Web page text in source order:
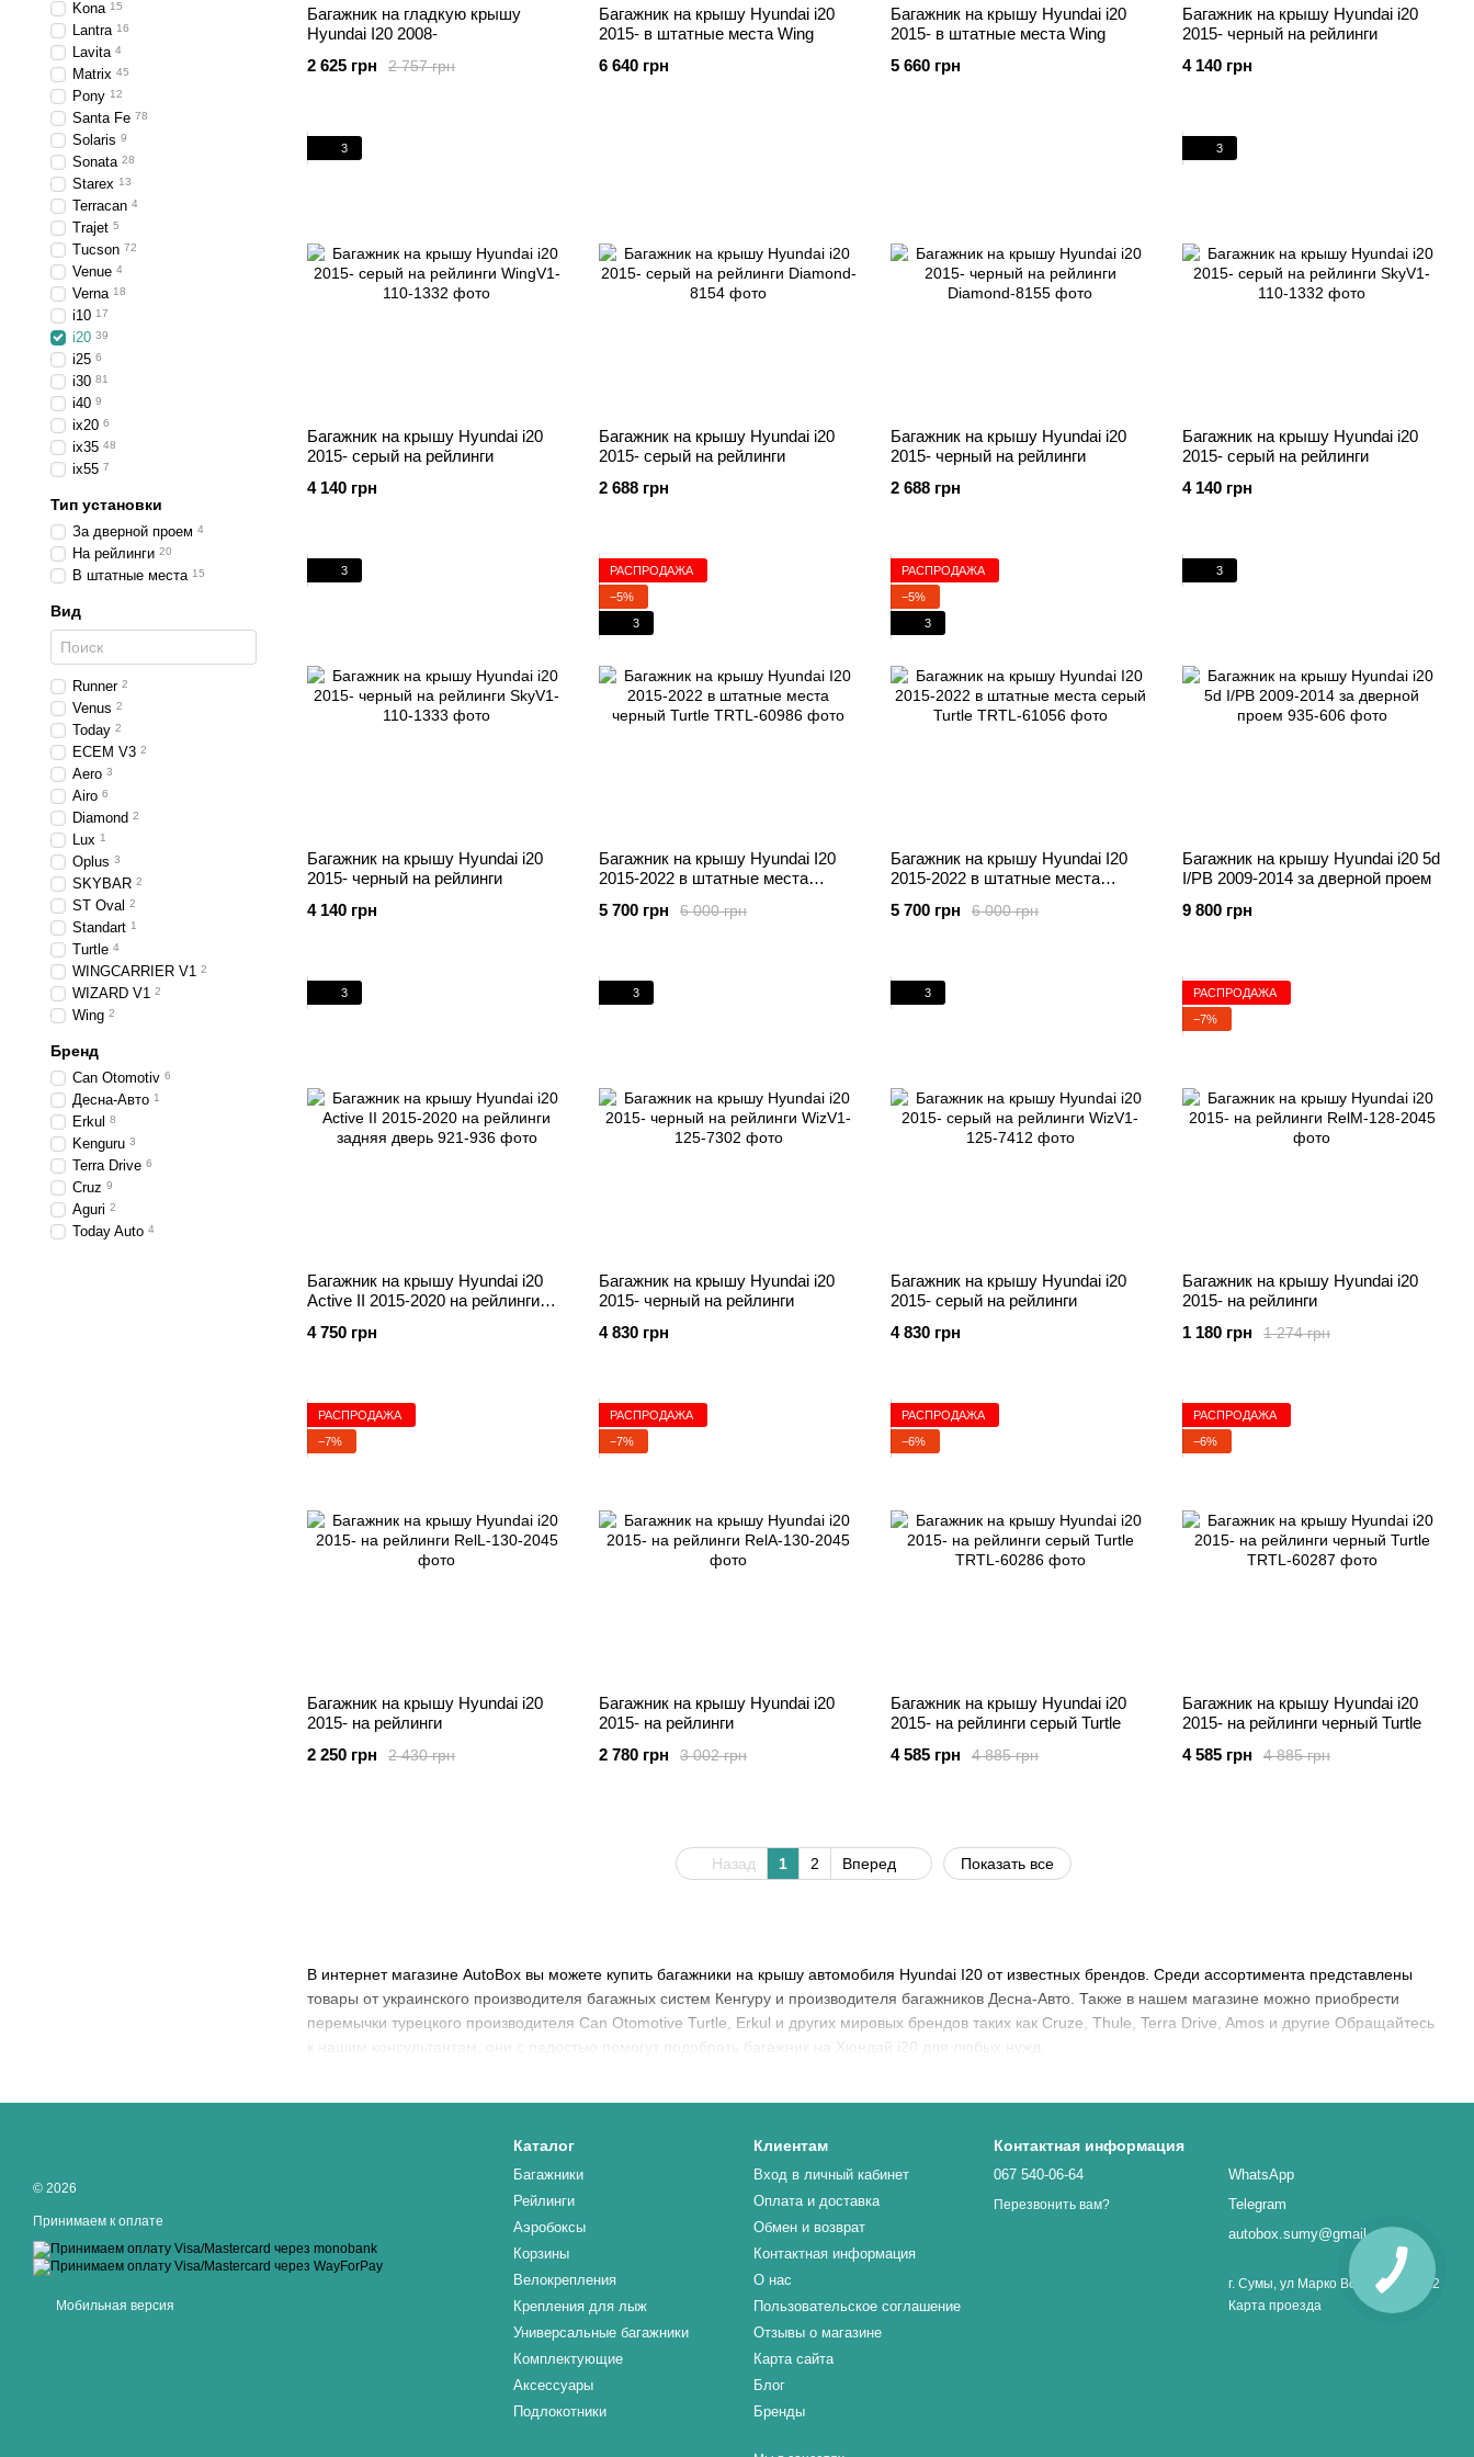
В интернет магазине AutoBox вы можете купить багажники на крышу автомобиля Hyundai I20 от известных брендов. Среди ассортимента представлены
товары от украинского производителя багажных систем Кенгуру и производителя багажников Десна-Авто. Также в нашем магазине можно приобрести
перемычки турецкого производителя Can Otomotive Turtle, Erkul и других мировых брендов таких как Cruze, Thule, Terra Drive, Amos и другие Обращайтесь
к нашим консультантам, они с радостью помогут подобрать багажник на Хюндай i20 для любых нужд.
Багажник на гладкую крышу
Hyundai I20 2008-
2 757 грн
2 625 грн
Багажник на крышу Hyundai i20
2015- в штатные места Wing
6 640 грн
Багажник на крышу Hyundai i20
2015- в штатные места Wing
5 660 грн
Багажник на крышу Hyundai i20
2015- черный на рейлинги
4 140 грн
3
Багажник на крышу Hyundai i20
2015- серый на рейлинги
4 140 грн
Багажник на крышу Hyundai i20
2015- серый на рейлинги
2 688 грн
Багажник на крышу Hyundai i20
2015- черный на рейлинги
2 688 грн
3
Багажник на крышу Hyundai i20
2015- серый на рейлинги
4 140 грн
3
Багажник на крышу Hyundai i20
2015- черный на рейлинги
4 140 грн
РАСПРОДАЖА
−5%
3
Багажник на крышу Hyundai I20
2015-2022 в штатные места
6 000 грн
5 700 грн
РАСПРОДАЖА
−5%
3
Багажник на крышу Hyundai I20
2015-2022 в штатные места
6 000 грн
5 700 грн
3
Багажник на крышу Hyundai i20 5d
I/PB 2009-2014 за дверной проем
9 800 грн
3
Багажник на крышу Hyundai i20
Active II 2015-2020 на рейлинги
4 750 грн
3
Багажник на крышу Hyundai i20
2015- черный на рейлинги
4 830 грн
3
Багажник на крышу Hyundai i20
2015- серый на рейлинги
4 830 грн
РАСПРОДАЖА
−7%
Багажник на крышу Hyundai i20
2015- на рейлинги
1 274 грн
1 180 грн
РАСПРОДАЖА
−7%
Багажник на крышу Hyundai i20
2015- на рейлинги
2 430 грн
2 250 грн
РАСПРОДАЖА
−7%
Багажник на крышу Hyundai i20
2015- на рейлинги
3 002 грн
2 780 грн
РАСПРОДАЖА
−6%
Багажник на крышу Hyundai i20
2015- на рейлинги серый Turtle
4 885 грн
4 585 грн
РАСПРОДАЖА
−6%
Багажник на крышу Hyundai i20
2015- на рейлинги черный Turtle
4 885 грн
4 585 грн
Назад 1 2 Вперед Показать все
Kona 15
Lantra 16
Lavita 4
Matrix 45
Pony 12
Santa Fe 78
Solaris 9
Sonata 28
Starex 13
Terracan 4
Trajet 5
Tucson 72
Venue 4
Verna 18
i10 17
i20 39
i25 6
i30 81
i40 9
ix20 6
ix35 48
ix55 7
Тип установки
За дверной проем 4
На рейлинги 20
В штатные места 15
Вид
Runner 2
Venus 2
Today 2
ECEM V3 2
Aero 3
Airo 6
Diamond 2
Lux 1
Oplus 3
SKYBAR 2
ST Oval 2
Standart 1
Turtle 4
WINGCARRIER V1 2
WIZARD V1 2
Wing 2
Бренд
Can Otomotiv 6
Десна-Авто 1
Erkul 8
Kenguru 3
Terra Drive 6
Cruz 9
Aguri 2
Today Auto 4
© 2026
Принимаем к оплате
Мобильная версия
Каталог
Багажники
Рейлинги
Аэробоксы
Корзины
Велокрепления
Крепления для лыж
Универсальные багажники
Комплектующие
Аксессуары
Подлокотники
Клиентам
Вход в личный кабинет
Оплата и доставка
Обмен и возврат
Контактная информация
О нас
Пользовательское соглашение
Отзывы о магазине
Карта сайта
Блог
Бренды
Контактная информация
067 540-06-64
Перезвонить вам?
WhatsApp
Telegram
autobox.sumy@gmail.com
г. Сумы, ул Марко Вовчок 1, оф. 32
Карта проезда